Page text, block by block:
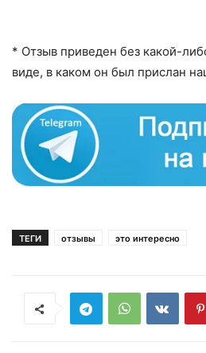
* Отзыв приведен без какой-
виде, в каком он был прислан
ТЕГИ отзывы это интересно